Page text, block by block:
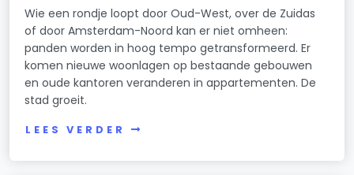
Wie een rondje loopt door Oud-West, over de Zuidas
of door Amsterdam-Noord kan er niet omheen:
panden worden in hoog tempo getransformeerd. Er
komen nieuwe woonlagen op bestaande gebouwen
en oude kantoren veranderen in appartementen. De
stad groeit.
LEES VERDER